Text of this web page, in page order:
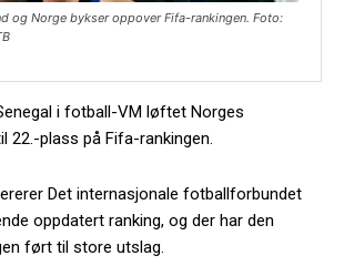
og Norge bykser oppover Fifa-rankingen. Foto:
i fotball-VM løftet Norges
22.-plass på Fifa-rankingen.
Det internasjonale fotballforbundet
oppdatert ranking, og der har den
ført til store utslag.